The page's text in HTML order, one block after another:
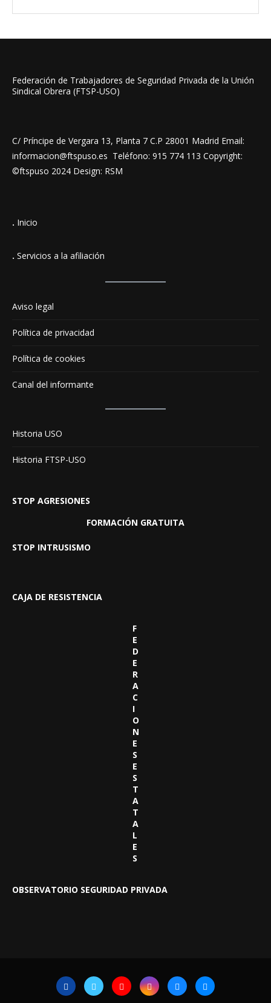
Federación de Trabajadores de Seguridad Privada de la Unión
Sindical Obrera (FTSP-USO)
C/ Príncipe de Vergara 13, Planta 7 C.P 28001 Madrid Email:
informacion@ftspuso.es Teléfono: 915 774 113 Copyright:
©ftspuso 2024 Design: RSM
. Inicio
. Servicios a la afiliación
Aviso legal
Política de privacidad
Política de cookies
Canal del informante
Historia USO
Historia FTSP-USO
STOP AGRESIONES
FORMACIÓN GRATUITA
STOP INTRUSISMO
CAJA DE RESISTENCIA
F
E
D
E
R
A
C
I
O
N
E
S
E
S
T
A
T
A
L
E
S
OBSERVATORIO SEGURIDAD PRIVADA